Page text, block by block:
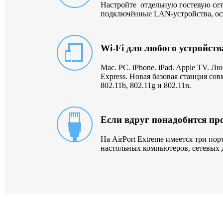
Настройте отдельную гостевую
подключённые LAN-устройства,
Wi-Fi для любого
Mac. PC. iPhone. iPad. Apple TV.
Express. Новая базовая станция
802.11b, 802.11g и 802.11n.
Если вдруг понадобится
На AirPort Extreme имеется три
настольных компьютеров,